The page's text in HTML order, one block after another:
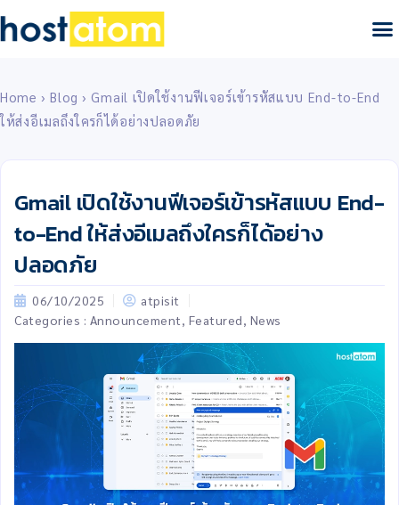
Home ›Blog › Gmail เปิดใช้งานฟีเจอร์เข้ารหัสแบบ End-to-End
ให้ส่งอีเมลถึงใครก็ได้อย่างปลอดภัย
Gmail เปิดใช้งานฟีเจอร์เข้ารหัสแบบ End-
to-End ให้ส่งอีเมลถึงใครก็ได้อย่าง
ปลอดภัย
06/10/2025
atpisit
Categories : Announcement, Featured, News